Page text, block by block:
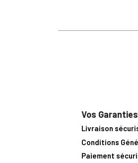
Vos Garanties
Livraison
Conditions
Paiement